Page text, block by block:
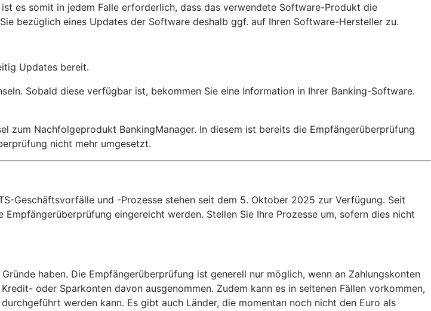
es somit in jedem Falle erforderlich, dass das verwendete Software-Produkt die
bezüglich eines Updates der Software deshalb ggf. auf Ihren Software-Hersteller zu.
Updates bereit.
Sobald diese verfügbar ist, bekommen Sie eine Information in Ihrer Banking-Software.
zum Nachfolgeprodukt BankingManager. In diesem ist bereits die Empfängerüberprüfung
nicht mehr umgesetzt.
Geschäftsvorfälle und -Prozesse stehen seit dem 5. Oktober 2025 zur Verfügung. Seit
eingereicht werden. Stellen Sie Ihre Prozesse um, sofern dies nicht
haben. Die Empfängerüberprüfung ist generell nur möglich, wenn an Zahlungskonten
oder Sparkonten davon ausgenommen. Zudem kann es in seltenen Fällen vorkommen,
werden kann. Es gibt auch Länder, die momentan noch nicht den Euro als